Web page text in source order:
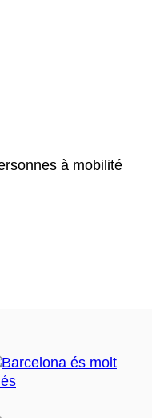
à mobilité